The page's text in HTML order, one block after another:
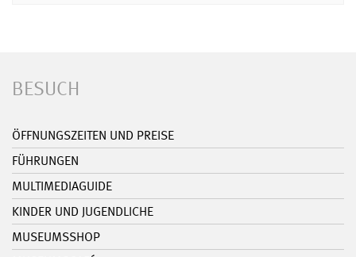
BESUCH
ÖFFNUNGSZEITEN UND PREISE
FÜHRUNGEN
MULTIMEDIAGUIDE
KINDER UND JUGENDLICHE
MUSEUMSSHOP